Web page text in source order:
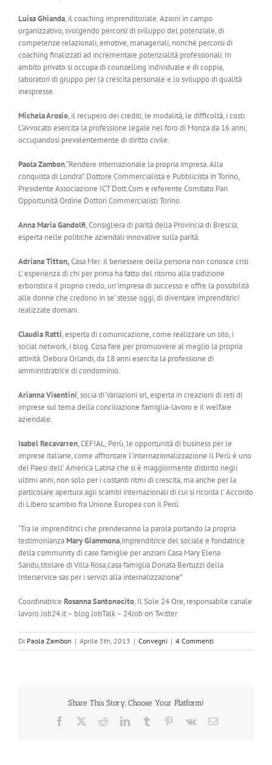
Luisa Ghianda, il coaching imprenditoriale. Azioni in campo
organizzativo, svolgendo percorsi di sviluppo del potenziale, di
competenze relazionali, emotive, manageriali, nonché percorsi di
coaching finalizzati ad incrementare potenzialità professionali. In
ambito privato si occupa di counselling individuale e di coppia,
laboratori di gruppo per la crescita personale e lo sviluppo di qualità
inespresse.
Michela Arosio, il recupero dei crediti, le modalità, le difficoltà, i costi.
L’avvocato esercita la professione legale nel foro di Monza da 16 anni,
occupandosi prevalentemente di diritto civile.
Paola Zambon,“Rendere internazionale la propria impresa. Alla
conquista di Londra”. Dottore Commercialista e Pubblicista in Torino,
Presidente Associazione ICT Dott.Com e referente Comitato Pari
Opportunità Ordine Dottori Commercialisti Torino.
Anna Maria Gandolfi, Consigliera di parità della Provincia di Brescia,
esperta nelle politiche aziendali innovative sulla parità.
Adriana Titton,Casa Mei: il benessere della persona non conosce crisi.
L’ esperienza di chi per prima ha fatto del ritorno alla tradizione
erboristica il proprio credo, un’impresa di successo e offre la possibilità
alle donne che credono in se’ stesse oggi, di diventare imprenditrici
realizzate domani.
Claudia Ratti, esperta di comunicazione, come realizzare un sito, i
social network, i blog. Cosa fare per promuovere al meglio la propria
attività. Debora Orlandi, da 18 anni esercita la professione di
amministratrice di condominio.
Arianna Visentini, socia di Variazioni srl, esperta in creazioni di reti di
imprese sul tema della conciliazione famiglia-lavoro e il welfare
aziendale.
Isabel Recavarren, CEFIAL, Perù, le opportunità di business per le
imprese italiane, come affrontare l’internazionalizzazione Il Perù è uno
dei Paesi dell’ America Latina che si è maggiormente distinto negli
ultimi anni, non solo per i costanti ritmi di crescita, ma anche per la
particolare apertura agli scambi internazionali di cui si ricorda l’ Accordo
di Libero scambio fra Unione Europea con il Perù.
“Tra le imprenditrici che prenderanno la parola portando la propria
testimonianzaMary Giammona,imprenditrice del sociale e fondatrice
della community di case famiglie per anziani Casa Mary Elena
Sandu,titolare di Villa Rosa,casa famiglia Donata Bertuzzi della
Interservice sas per i servizi alla internalizzazione”
Coordinatrice Rosanna Santonocito, Il Sole 24 Ore, responsabile canale
lavoro Job24.it – blog JobTalk – 24Job on Twitter
Di Paola Zambon | Aprile 5th, 2013 | Convegni | 4 Commenti
Share This Story, Choose Your Platform!
Facebook RedditLinkedInTumblr Pinterest
Vk Email